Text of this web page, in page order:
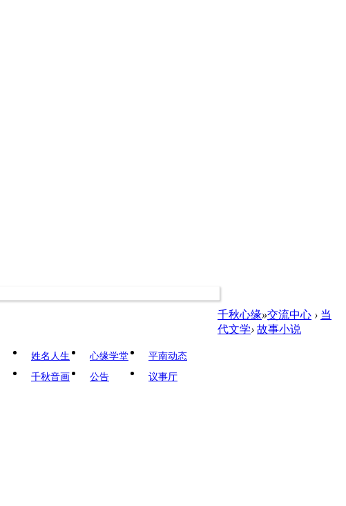
姓名人生 心缘学堂
平南动态
千秋音画
公告 议事厅
千秋心缘»交流中心 › 当
代文学› 故事小说